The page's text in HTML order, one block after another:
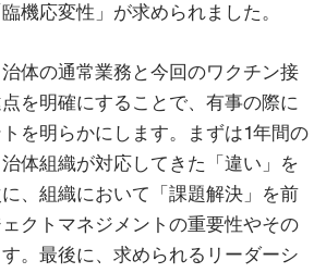
機応変性」が求められました。
体の通常業務と今回のワクチン接
を明確にすることで、有事の際に
を明らかにします。まずは1年間の
体組織が対応してきた「違い」を
、組織において「課題解決」を前
クトマネジメントの重要性やその
。最後に、求められるリーダーシ